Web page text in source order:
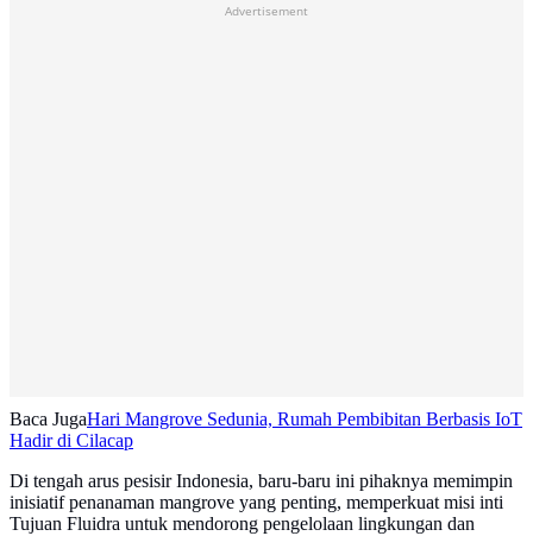
Advertisement
Baca JugaHari Mangrove Sedunia, Rumah Pembibitan Berbasis IoT
Hadir di Cilacap
Di tengah arus pesisir Indonesia, baru-baru ini pihaknya memimpin
inisiatif penanaman mangrove yang penting, memperkuat misi inti
Tujuan Fluidra untuk mendorong pengelolaan lingkungan dan